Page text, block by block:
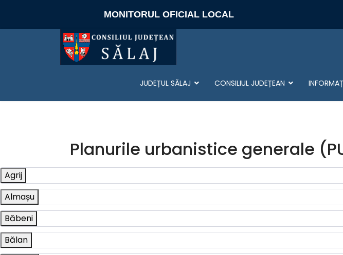
MONITORUL OFICIAL LOCAL
JUDEȚUL SĂLAJ CONSILIUL JUDEȚEAN
Planurile urbanistice generale
Agrij
Almașu
Băbeni
Bălan